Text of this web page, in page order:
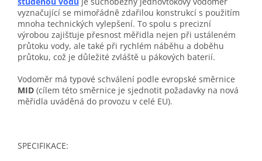
vyznačující se mimořádně zdařilou konstrukcí s použitím
mnoha technických vylepšení. To spolu s precizní
výrobou zajišťuje přesnost měřidla nejen při ustáleném
průtoku vody, ale také při rychlém náběhu a doběhu
průtoku, což je důležité zvláště u pákových baterií.
Vodoměr má typové schválení podle evropské směrnice
MID (cílem této směrnice je sjednotit požadavky na nová
měřidla uváděná do provozu v celé EU).
SPECIFIKACE: